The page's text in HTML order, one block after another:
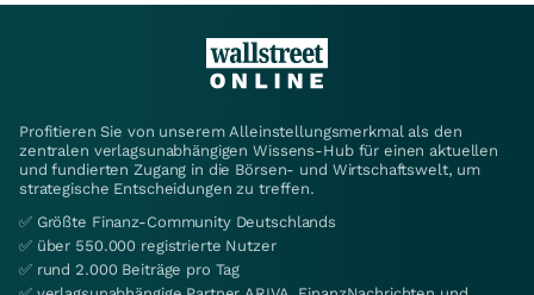
Profitieren Sie von unserem Alleinstellungsmerkmal als den
zentralen verlagsunabhängigen Wissens-Hub für einen aktuellen
und fundierten Zugang in die Börsen- und Wirtschaftswelt, um
strategische Entscheidungen zu treffen.
✅ Größte Finanz-Community Deutschlands
✅ über 550.000 registrierte Nutzer
✅ rund 2.000 Beiträge pro Tag